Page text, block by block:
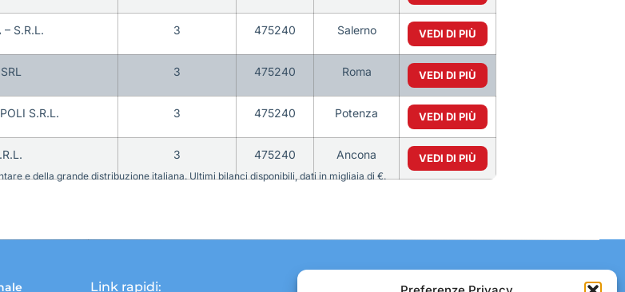
– S.R.L. 3 475240 Salerno VEDI DI PIÙ
3 475240 Roma VEDI DI PIÙ
S.R.L. 3 475240 Potenza VEDI DI PIÙ
3 475240 Ancona VEDI DI PIÙ
e della grande distribuzione italiana. Ultimi bilanci disponibili, dati in migliaia di €.
Link rapidi: